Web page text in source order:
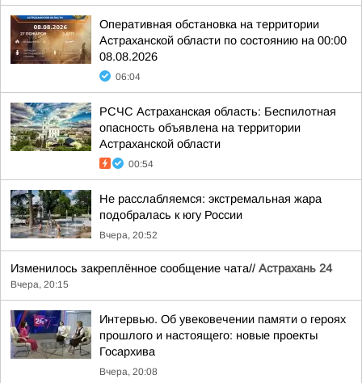
Оперативная обстановка на территории
Астраханской области по состоянию на 00:00
08.08.2026
06:04
РСЧС Астраханская область: Беспилотная
опасность объявлена на территории
Астраханской области
00:54
Не расслабляемся: экстремальная жара
подобралась к югу России
Вчера, 20:52
Изменилось закреплённое сообщение чата// Астрахань 24
Вчера, 20:15
Интервью. Об увековечении памяти о героях
прошлого и настоящего: новые проекты
Госархива
Вчера, 20:08